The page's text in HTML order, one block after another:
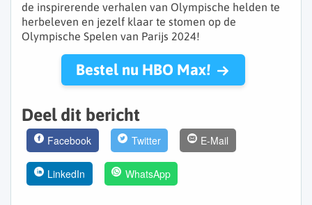
de inspirerende verhalen van Olympische helden te
herbeleven en jezelf klaar te stomen op de
Olympische Spelen van Parijs 2024!
Bestel nu HBO Max!
Deel dit bericht
Facebook Twitter E-Mail
LinkedIn WhatsApp